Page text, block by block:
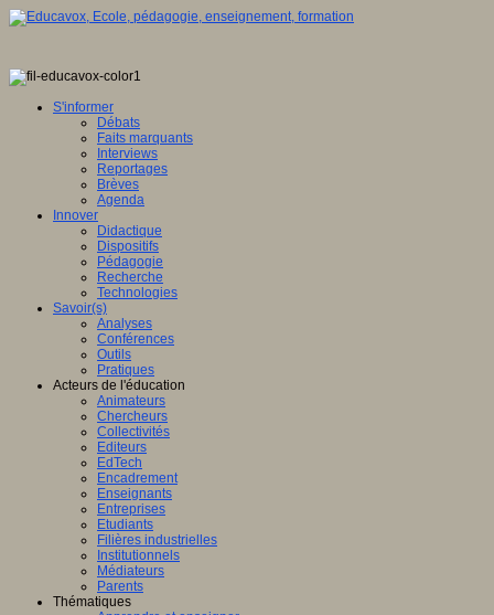
S'informer
Débats
Faits marquants
Interviews
Reportages
Brèves
Agenda
Innover
Didactique
Dispositifs
Pédagogie
Recherche
Technologies
Savoir(s)
Analyses
Conférences
Outils
Pratiques
Acteurs de l'éducation
Animateurs
Chercheurs
Collectivités
Editeurs
EdTech
Encadrement
Enseignants
Entreprises
Etudiants
Filières industrielles
Institutionnels
Médiateurs
Parents
Thématiques